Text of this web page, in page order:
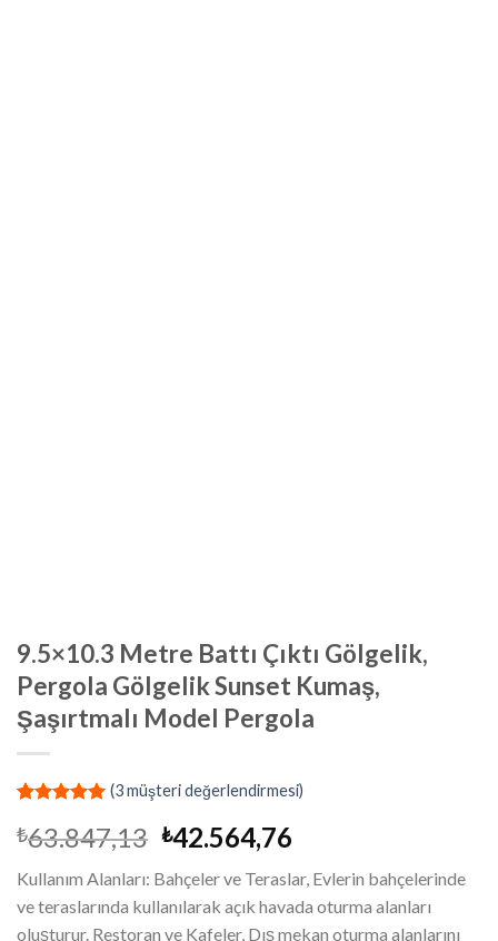
9.5×10.3 Metre Battı Çıktı Gölgelik,
Pergola Gölgelik Sunset Kumaş,
Şaşırtmalı Model Pergola
puanına
dayanarak
5 üzerinden
5.00puan
aldı
(3müşteri değerlendirmesi)
₺63.847,13 Orijinal
₺63.847,13.
₺42.564,76
fiyat:
₺42.564,76.
Kullanım Alanları: Bahçeler ve Teraslar, Evlerin bahçelerinde
ve teraslarında kullanılarak açık havada oturma alanları
oluşturur. Restoran ve Kafeler, Dış mekan oturma alanlarını